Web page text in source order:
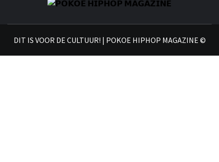
DIT IS VOOR DE CULTUUR! | POKOE HIPHOP MAGAZINE ©